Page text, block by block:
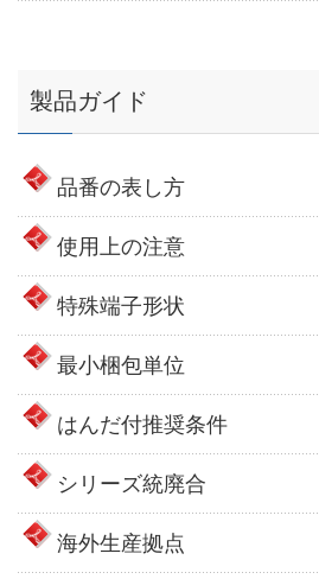
製品ガイド
品番の表し方
使用上の注意
特殊端子形状
最小梱包単位
はんだ付推奨条件
シリーズ統廃合
海外生産拠点